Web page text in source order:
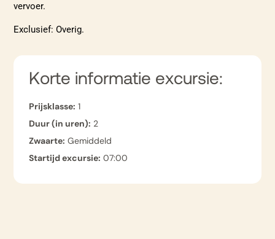
vervoer.
Exclusief: Overig.
Korte informatie excursie:
Prijsklasse: 1
Duur (in uren): 2
Zwaarte: Gemiddeld
Startijd excursie: 07:00